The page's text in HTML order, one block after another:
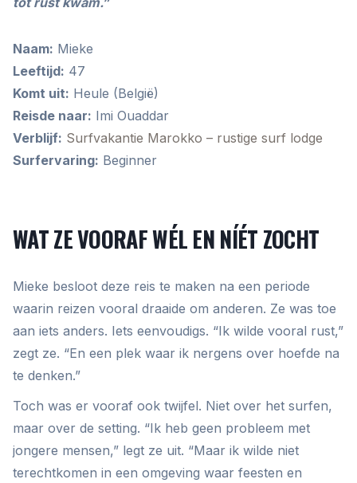
Naam: Mieke
Leeftijd: 47
Komt uit: Heule (België)
Reisde naar: Imi Ouaddar
Verblijf: Surfvakantie Marokko – rustige surf lodge
Surfervaring: Beginner
WAT ZE VOORAF WÉL EN NÍÉT ZOCHT
Mieke besloot deze reis te maken na een periode
waarin reizen vooral draaide om anderen. Ze was toe
aan iets anders. Iets eenvoudigs. “Ik wilde vooral rust,”
zegt ze. “En een plek waar ik nergens over hoefde na
te denken.”
Toch was er vooraf ook twijfel. Niet over het surfen,
maar over de setting. “Ik heb geen probleem met
jongere mensen,” legt ze uit. “Maar ik wilde niet
terechtkomen in een omgeving waar feesten en